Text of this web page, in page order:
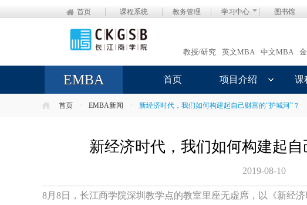
首页 课程系统 教务管理 学习中心 图书馆
教授/研究 英文MBA 中文MBA
EMBA 首页 项目介绍 课
首页 EMBA新闻 新经济时代，我们如何构建起自己财富的“护城河”？
新经济时代，我们如何构建起自
2019-08-10
8月8日，长江商学院深圳教学点的教室里座无虚席，以《新经